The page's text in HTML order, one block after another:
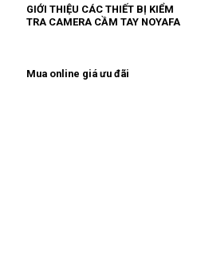
GIỚI THIỆU CÁC THIẾT BỊ KIỂM
TRA CAMERA CẦM TAY NOYAFA
Mua online giá ưu đãi